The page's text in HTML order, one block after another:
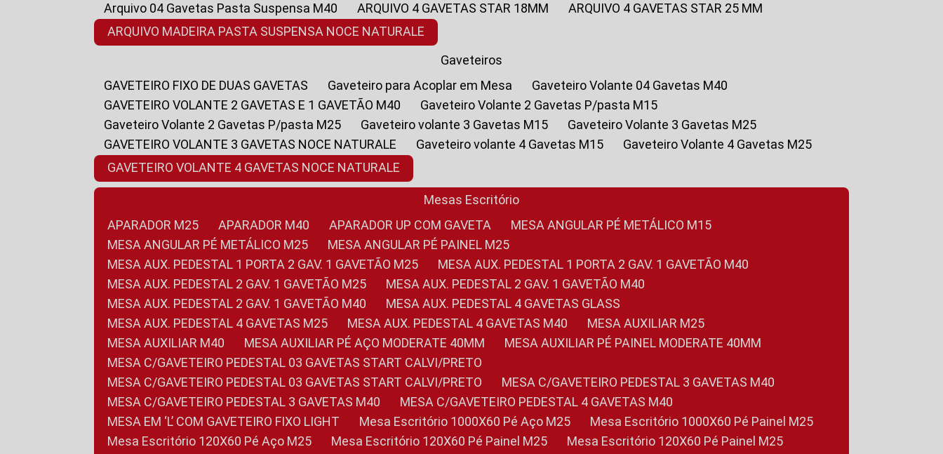
Arquivo 04 Gavetas Pasta Suspensa M40
ARQUIVO 4 GAVETAS STAR 18MM
ARQUIVO 4 GAVETAS STAR 25 MM
ARQUIVO MADEIRA PASTA SUSPENSA NOCE NATURALE
Gaveteiros
GAVETEIRO FIXO DE DUAS GAVETAS
Gaveteiro para Acoplar em Mesa
Gaveteiro Volante 04 Gavetas M40
GAVETEIRO VOLANTE 2 GAVETAS E 1 GAVETÃO M40
Gaveteiro Volante 2 Gavetas P/pasta M15
Gaveteiro Volante 2 Gavetas P/pasta M25
Gaveteiro volante 3 Gavetas M15
Gaveteiro Volante 3 Gavetas M25
GAVETEIRO VOLANTE 3 GAVETAS NOCE NATURALE
Gaveteiro volante 4 Gavetas M15
Gaveteiro Volante 4 Gavetas M25
GAVETEIRO VOLANTE 4 GAVETAS NOCE NATURALE
Mesas Escritório
APARADOR M25
APARADOR M40 APARADOR UP COM GAVETA
MESA ANGULAR PÉ METÁLICO M15
MESA ANGULAR PÉ METÁLICO M25
MESA ANGULAR PÉ PAINEL M25
MESA AUX. PEDESTAL 1 PORTA 2 GAV. 1 GAVETÃO M25
MESA AUX. PEDESTAL 1 PORTA 2 GAV. 1 GAVETÃO M40
MESA AUX. PEDESTAL 2 GAV. 1 GAVETÃO M25
MESA AUX. PEDESTAL 2 GAV. 1 GAVETÃO M40
MESA AUX. PEDESTAL 2 GAV. 1 GAVETÃO M40
MESA AUX. PEDESTAL 4 GAVETAS GLASS
MESA AUX. PEDESTAL 4 GAVETAS M25
MESA AUX. PEDESTAL 4 GAVETAS M40
MESA AUXILIAR M25
MESA AUXILIAR M40
MESA AUXILIAR PÉ AÇO MODERATE 40MM
MESA AUXILIAR PÉ PAINEL MODERATE 40MM
MESA C/GAVETEIRO PEDESTAL 03 GAVETAS START CALVI/PRETO
MESA C/GAVETEIRO PEDESTAL 03 GAVETAS START CALVI/PRETO
MESA C/GAVETEIRO PEDESTAL 3 GAVETAS M40
MESA C/GAVETEIRO PEDESTAL 3 GAVETAS M40
MESA C/GAVETEIRO PEDESTAL 4 GAVETAS M40
MESA EM ‘L’ COM GAVETEIRO FIXO LIGHT
Mesa Escritório 1000X60 Pé Aço M25
Mesa Escritório 1000X60 Pé Painel M25
Mesa Escritório 120X60 Pé Aço M25
Mesa Escritório 120X60 Pé Painel M25
Mesa Escritório 120X60 Pé Painel M25